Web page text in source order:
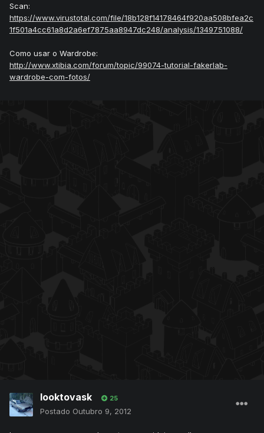
Scan:
https://www.virustotal.com/file/18b128f14178464f920aa508bfea2c
1f501a4cc61a8d2a6ef7875aa8947dc248/analysis/1349751088/
Como usar o Wardrobe:
http://www.xtibia.com/forum/topic/99074-tutorial-fakerlab-
wardrobe-com-fotos/
looktovask 25
Postado Outubro 9, 2012